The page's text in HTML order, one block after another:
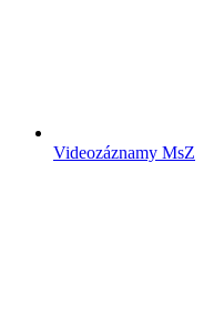
Videozáznamy MsZ